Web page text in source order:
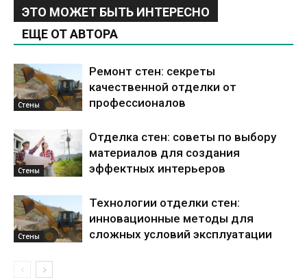
ЭТО МОЖЕТ БЫТЬ ИНТЕРЕСНО
ЕЩЕ ОТ АВТОРА
Стены
Ремонт стен: секреты
качественной отделки от
профессионалов
Стены
Отделка стен: советы по выбору
материалов для создания
эффектных интерьеров
Стены
Технологии отделки стен:
инновационные методы для
сложных условий эксплуатации